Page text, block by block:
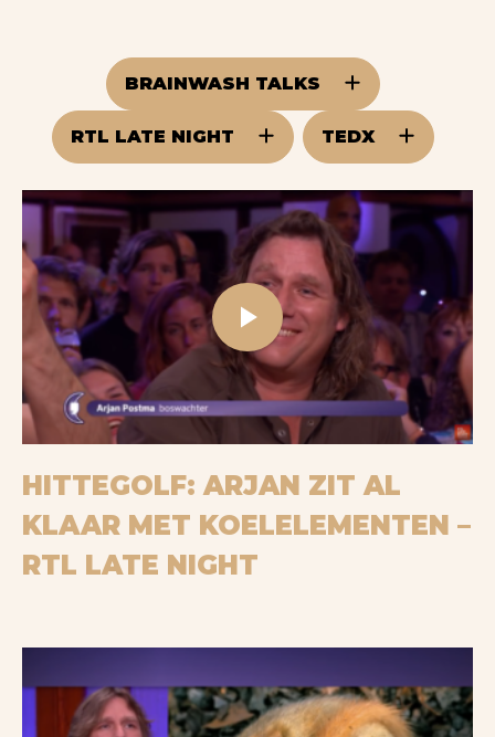
BRAINWASH TALKS
RTL LATE NIGHT TEDX
Play
Bekijk op YouTube
HITTEGOLF: ARJAN ZIT AL
KLAAR MET KOELELEMENTEN –
RTL LATE NIGHT